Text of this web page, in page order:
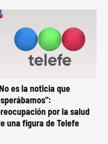
es la noticia que
por la salud
una figura de Telefe